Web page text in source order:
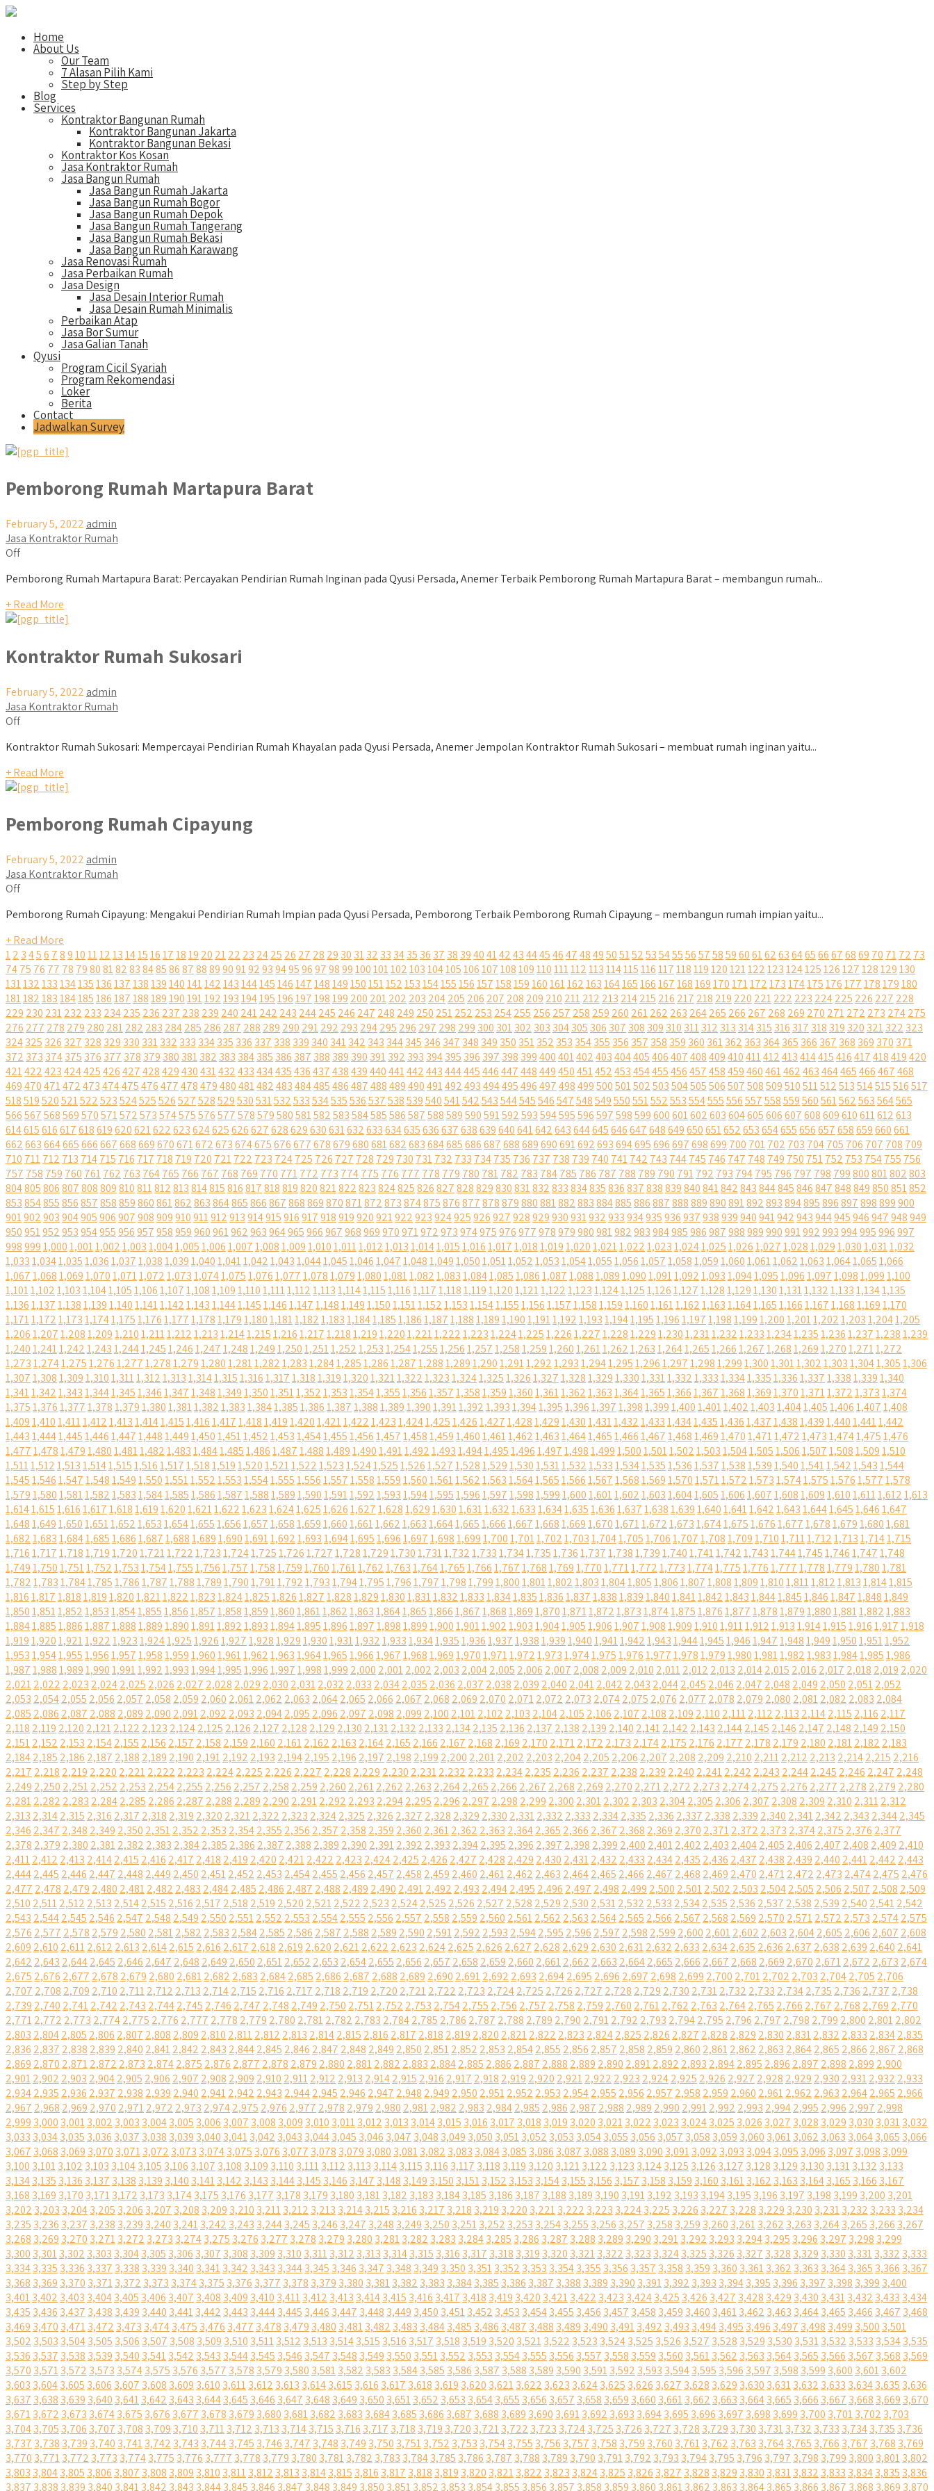
Home
About Us
Our Team
7 Alasan Pilih Kami
Step by Step
Blog
Services
Kontraktor Bangunan Rumah
Kontraktor Bangunan Jakarta
Kontraktor Bangunan Bekasi
Kontraktor Kos Kosan
Jasa Kontraktor Rumah
Jasa Bangun Rumah
Jasa Bangun Rumah Jakarta
Jasa Bangun Rumah Bogor
Jasa Bangun Rumah Depok
Jasa Bangun Rumah Tangerang
Jasa Bangun Rumah Bekasi
Jasa Bangun Rumah Karawang
Jasa Renovasi Rumah
Jasa Perbaikan Rumah
Jasa Design
Jasa Desain Interior Rumah
Jasa Desain Rumah Minimalis
Perbaikan Atap
Jasa Bor Sumur
Jasa Galian Tanah
Qyusi
Program Cicil Syariah
Program Rekomendasi
Loker
Berita
Contact
Jadwalkan Survey
Pemborong Rumah Martapura Barat
February 5, 2022 admin
Jasa Kontraktor Rumah
Off
Pemborong Rumah Martapura Barat: Percayakan Pendirian Rumah Inginan pada Qyusi Persada, Anemer Terbaik Pemborong Rumah Martapura Barat – membangun rumah...
+ Read More
Kontraktor Rumah Sukosari
February 5, 2022 admin
Jasa Kontraktor Rumah
Off
Kontraktor Rumah Sukosari: Mempercayai Pendirian Rumah Khayalan pada Qyusi Persada, Anemer Jempolan Kontraktor Rumah Sukosari – membuat rumah inginan yaitu...
+ Read More
Pemborong Rumah Cipayung
February 5, 2022 admin
Jasa Kontraktor Rumah
Off
Pemborong Rumah Cipayung: Mengakui Pendirian Rumah Impian pada Qyusi Persada, Pemborong Terbaik Pemborong Rumah Cipayung – membangun rumah impian yaitu...
+ Read More
12 3456 78910111213141516171819 20 2122 23 2425 26 27 28 29 30 3132 33 3435 36 37 38 39404142434445464748495051525354555657585960616263646566676869 70 7172 73
7475 76 77 78 798081828384858687888990919293949596979899100101102103104105106107108109110111112113114115116117118119120121122123124125126127128129130
131132133134135136137138139140141142143144145146147148149150151152153154155156157158159160161162163164165166167168169170171172173174175176177178179180
181182183184185186187188189190191192193194195196197198199 200 201202 203 204205 206 207 208 209 210 211212 213 214215 216 217 218 219 220 221222 223 224225 226 227 228
229 230 231232 233 234235 236 237 238 239 240 241242 243 244245 246 247 248 249 250 251252 253 254255 256 257 258 259 260 261262 263 264265 266 267 268 269 270 271272 273 274275
276 277 278 279 280 281282 283 284285 286 287 288 289 290 291292 293 294295 296 297 298 299 300 301302 303 304305 306 307 308 309 310 311312 313 314315 316 317 318 319 320 321322 323
324325 326 327 328 329 330 331332 333 334335 336 337 338 339 340 341342 343 344345 346 347 348 349 350 351352 353 354355 356 357 358 359 360 361362 363 364365 366 367 368 369 370 371
372 373 374375 376 377 378 379 380 381382 383 384385 386 387 388 389 390 391392 393 394395 396 397 398 399400401402403404405406407408409410411412413414415416417418419420
421422423424425426427428429430431432433434435436437438439440441442443444445446447448449450451452453454455456457458459460461462463464465466467468
469470471472473474475476477478479480481482483484485486487488489490491492493494495496497498499500501502503504505506507508509510511512513514515516517
518519520521522523524525526527528529530531532533534535536537538539540541542543544545546547548549550551552553554555556557558559560561562563564565
566567568569570571572573574575576577578579580581582583584585586587588589590591592593594595596597598599600601602603604605606607608609610611612613
614615616617618619620621622623624625626627628629630631632633634635636637638639640641642643644645646647648649650651652653654655656657658659660661
662663664665666667668669670671672673674675676677678679680681682683684685686687688689690691692693694695696697698699 700 701702 703 704705 706 707 708 709
710 711712 713 714715 716 717 718 719 720 721722 723 724725 726 727 728 729 730 731732 733 734735 736 737 738 739 740 741742 743 744745 746 747 748 749 750 751752 753 754755 756
757 758 759 760 761762 763 764765 766 767 768 769 770 771772 773 774775 776 777 778 779 780 781782 783 784785 786 787 788 789 790 791792 793 794795 796 797 798 799800801802803
804805806807808809810811812813814815816817818819820821822823824825826827828829830831832833834835836837838839840841842843844845846847848849850851852
853854855856857858859860861862863864865866867868869870871872873874875876877878879880881882883884885886887888889890891892893894895896897898899900
901902903904905906907908909910911912913914915916917918919920921922923924925926927928929930931932933934935936937938939940941942943944945946947948949
950951952953954955956957958959960961962963964965966967968969970971972973974975976977978979980981982983984985986987988989990991992993994995996997
9989991,0001,0011,0021,0031,0041,0051,0061,0071,0081,0091,0101,0111,0121,0131,0141,0151,0161,0171,0181,0191,0201,0211,0221,0231,0241,0251,0261,0271,0281,0291,0301,0311,032
1,0331,0341,0351,0361,0371,0381,0391,0401,0411,0421,0431,0441,0451,0461,0471,0481,0491,0501,0511,0521,0531,0541,0551,0561,0571,0581,0591,0601,0611,0621,0631,0641,0651,066
1,0671,0681,0691,0701,0711,0721,0731,0741,0751,0761,0771,0781,0791,0801,0811,0821,0831,0841,0851,0861,0871,0881,0891,0901,0911,0921,0931,0941,0951,0961,0971,0981,0991,100
1,1011,1021,1031,1041,1051,1061,1071,1081,1091,1101,1111,1121,1131,1141,1151,1161,1171,1181,1191,1201,1211,1221,1231,1241,1251,1261,1271,1281,1291,1301,1311,1321,1331,1341,135
1,1361,1371,1381,1391,1401,1411,1421,1431,1441,1451,1461,1471,1481,1491,1501,1511,1521,1531,1541,1551,1561,1571,1581,1591,1601,1611,1621,1631,1641,1651,1661,1671,1681,1691,170
1,1711,1721,1731,1741,1751,1761,1771,1781,1791,1801,1811,1821,1831,1841,1851,1861,1871,1881,1891,1901,1911,1921,1931,1941,1951,1961,1971,1981,1991,2001,2011,2021,2031,2041,205
1,2061,2071,2081,2091,2101,2111,2121,2131,2141,2151,2161,2171,2181,2191,2201,2211,2221,2231,2241,2251,2261,2271,2281,2291,2301,2311,2321,2331,2341,2351,2361,2371,2381,239
1,2401,2411,2421,2431,2441,2451,2461,2471,2481,2491,2501,2511,2521,2531,2541,2551,2561,2571,2581,2591,2601,2611,2621,2631,2641,2651,2661,2671,2681,2691,2701,2711,272
1,2731,2741,2751,2761,2771,2781,2791,2801,2811,2821,2831,2841,2851,2861,2871,2881,2891,2901,2911,2921,2931,2941,2951,2961,2971,2981,2991,3001,3011,3021,3031,3041,3051,306
1,3071,3081,3091,3101,3111,3121,3131,3141,3151,3161,3171,3181,3191,3201,3211,3221,3231,3241,3251,3261,3271,3281,3291,3301,3311,3321,3331,3341,3351,3361,3371,3381,3391,340
1,3411,3421,3431,3441,3451,3461,3471,3481,3491,3501,3511,3521,3531,3541,3551,3561,3571,3581,3591,3601,3611,3621,3631,3641,3651,3661,3671,3681,3691,3701,3711,3721,3731,374
1,3751,3761,3771,3781,3791,3801,3811,3821,3831,3841,3851,3861,3871,3881,3891,3901,3911,3921,3931,3941,3951,3961,3971,3981,3991,4001,4011,4021,4031,4041,4051,4061,4071,408
1,4091,4101,4111,4121,4131,4141,4151,4161,4171,4181,4191,4201,4211,4221,4231,4241,4251,4261,4271,4281,4291,4301,4311,4321,4331,4341,4351,4361,4371,4381,4391,4401,4411,442
1,4431,4441,4451,4461,4471,4481,4491,4501,4511,4521,4531,4541,4551,4561,4571,4581,4591,4601,4611,4621,4631,4641,4651,4661,4671,4681,4691,4701,4711,4721,4731,4741,4751,476
1,4771,4781,4791,4801,4811,4821,4831,4841,4851,4861,4871,4881,4891,4901,4911,4921,4931,4941,4951,4961,4971,4981,4991,5001,5011,5021,5031,5041,5051,5061,5071,5081,5091,510
1,5111,5121,5131,5141,5151,5161,5171,5181,5191,5201,5211,5221,5231,5241,5251,5261,5271,5281,5291,5301,5311,5321,5331,5341,5351,5361,5371,5381,5391,5401,5411,5421,5431,544
1,5451,5461,5471,5481,5491,5501,5511,5521,5531,5541,5551,5561,5571,5581,5591,5601,5611,5621,5631,5641,5651,5661,5671,5681,5691,5701,5711,5721,5731,5741,5751,5761,5771,578
1,5791,5801,5811,5821,5831,5841,5851,5861,5871,5881,5891,5901,5911,5921,5931,5941,5951,5961,5971,5981,5991,6001,6011,6021,6031,6041,6051,6061,6071,6081,6091,6101,6111,6121,613
1,6141,6151,6161,6171,6181,6191,6201,6211,6221,6231,6241,6251,6261,6271,6281,6291,6301,6311,6321,6331,6341,6351,6361,6371,6381,6391,6401,6411,6421,6431,6441,6451,6461,647
1,6481,6491,6501,6511,6521,6531,6541,6551,6561,6571,6581,6591,6601,6611,6621,6631,6641,6651,6661,6671,6681,6691,6701,6711,6721,6731,6741,6751,6761,6771,6781,6791,6801,681
1,6821,6831,6841,6851,6861,6871,6881,6891,6901,6911,6921,6931,6941,6951,6961,6971,6981,6991,7001,7011,7021,7031,7041,7051,7061,7071,7081,7091,7101,7111,7121,7131,7141,715
1,7161,7171,7181,7191,7201,7211,7221,7231,7241,7251,7261,7271,7281,7291,7301,7311,7321,7331,7341,7351,7361,7371,7381,7391,7401,7411,7421,7431,7441,7451,7461,7471,748
1,7491,7501,7511,7521,7531,7541,7551,7561,7571,7581,7591,7601,7611,7621,7631,7641,7651,7661,7671,7681,7691,7701,7711,7721,7731,7741,7751,7761,7771,7781,7791,7801,781
1,7821,7831,7841,7851,7861,7871,7881,7891,7901,7911,7921,7931,7941,7951,7961,7971,7981,7991,8001,8011,8021,8031,8041,8051,8061,8071,8081,8091,8101,8111,8121,8131,8141,815
1,8161,8171,8181,8191,8201,8211,8221,8231,8241,8251,8261,8271,8281,8291,8301,8311,8321,8331,8341,8351,8361,8371,8381,8391,8401,8411,8421,8431,8441,8451,8461,8471,8481,849
1,8501,8511,8521,8531,8541,8551,8561,8571,8581,8591,8601,8611,8621,8631,8641,8651,8661,8671,8681,8691,8701,8711,8721,8731,8741,8751,8761,8771,8781,8791,8801,8811,8821,883
1,8841,8851,8861,8871,8881,8891,8901,8911,8921,8931,8941,8951,8961,8971,8981,8991,9001,9011,9021,9031,9041,9051,9061,9071,9081,9091,9101,9111,9121,9131,9141,9151,9161,9171,918
1,9191,9201,9211,9221,9231,9241,9251,9261,9271,9281,9291,9301,9311,9321,9331,9341,9351,9361,9371,9381,9391,9401,9411,9421,9431,9441,9451,9461,9471,9481,9491,9501,9511,952
1,9531,9541,9551,9561,9571,9581,9591,9601,9611,9621,9631,9641,9651,9661,9671,9681,9691,9701,9711,9721,9731,9741,9751,9761,9771,9781,9791,9801,9811,9821,9831,9841,9851,986
1,9871,9881,9891,9901,9911,9921,9931,9941,9951,9961,9971,9981,999 2,000 2,0012,002 2,003 2,0042,005 2,006 2,007 2,008 2,009 2,010 2,0112,012 2,013 2,0142,015 2,016 2,017 2,018 2,019 2,020
2,0212,022 2,023 2,0242,025 2,026 2,027 2,028 2,029 2,030 2,0312,032 2,033 2,0342,035 2,036 2,037 2,038 2,039 2,040 2,0412,042 2,043 2,0442,045 2,046 2,047 2,048 2,049 2,050 2,0512,052
2,053 2,0542,055 2,056 2,057 2,058 2,059 2,060 2,0612,062 2,063 2,0642,065 2,066 2,067 2,068 2,069 2,070 2,0712,072 2,073 2,0742,075 2,076 2,077 2,078 2,079 2,080 2,0812,082 2,083 2,084
2,085 2,086 2,087 2,088 2,089 2,090 2,0912,092 2,093 2,0942,095 2,096 2,097 2,098 2,099 2,100 2,1012,102 2,103 2,1042,105 2,106 2,107 2,108 2,109 2,110 2,1112,112 2,113 2,1142,115 2,116 2,117
2,118 2,119 2,120 2,1212,122 2,123 2,1242,125 2,126 2,127 2,128 2,129 2,130 2,1312,132 2,133 2,1342,135 2,136 2,137 2,138 2,139 2,140 2,1412,142 2,143 2,1442,145 2,146 2,147 2,148 2,149 2,150
2,1512,152 2,153 2,1542,155 2,156 2,157 2,158 2,159 2,160 2,1612,162 2,163 2,1642,165 2,166 2,167 2,168 2,169 2,170 2,1712,172 2,173 2,1742,175 2,176 2,177 2,178 2,179 2,180 2,1812,182 2,183
2,1842,185 2,186 2,187 2,188 2,189 2,190 2,1912,192 2,193 2,1942,195 2,196 2,197 2,198 2,199 2,200 2,2012,202 2,203 2,2042,205 2,206 2,207 2,208 2,209 2,210 2,2112,212 2,213 2,2142,215 2,216
2,217 2,218 2,219 2,220 2,2212,222 2,223 2,2242,225 2,226 2,227 2,228 2,229 2,230 2,2312,232 2,233 2,2342,235 2,236 2,237 2,238 2,239 2,240 2,2412,242 2,243 2,2442,245 2,246 2,247 2,248
2,249 2,250 2,2512,252 2,253 2,2542,255 2,256 2,257 2,258 2,259 2,260 2,2612,262 2,263 2,2642,265 2,266 2,267 2,268 2,269 2,270 2,2712,272 2,273 2,2742,275 2,276 2,277 2,278 2,279 2,280
2,2812,282 2,283 2,2842,285 2,286 2,287 2,288 2,289 2,290 2,2912,292 2,293 2,2942,295 2,296 2,297 2,298 2,299 2,300 2,3012,302 2,303 2,3042,305 2,306 2,307 2,308 2,309 2,310 2,3112,312
2,313 2,3142,315 2,316 2,317 2,318 2,319 2,320 2,3212,322 2,323 2,3242,325 2,326 2,327 2,328 2,329 2,330 2,3312,332 2,333 2,3342,335 2,336 2,337 2,338 2,339 2,340 2,3412,342 2,343 2,3442,345
2,346 2,347 2,348 2,349 2,350 2,3512,352 2,353 2,3542,355 2,356 2,357 2,358 2,359 2,360 2,3612,362 2,363 2,3642,365 2,366 2,367 2,368 2,369 2,370 2,3712,372 2,373 2,3742,375 2,376 2,377
2,378 2,379 2,380 2,3812,382 2,383 2,3842,385 2,386 2,387 2,388 2,389 2,390 2,3912,392 2,393 2,3942,395 2,396 2,397 2,398 2,399 2,400 2,4012,402 2,403 2,4042,405 2,406 2,407 2,408 2,409 2,410
2,4112,412 2,413 2,4142,415 2,416 2,417 2,418 2,419 2,420 2,4212,422 2,423 2,4242,425 2,426 2,427 2,428 2,429 2,430 2,4312,432 2,433 2,4342,435 2,436 2,437 2,438 2,439 2,440 2,4412,442 2,443
2,4442,445 2,446 2,447 2,448 2,449 2,450 2,4512,452 2,453 2,4542,455 2,456 2,457 2,458 2,459 2,460 2,4612,462 2,463 2,4642,465 2,466 2,467 2,468 2,469 2,470 2,4712,472 2,473 2,4742,475 2,476
2,477 2,478 2,479 2,480 2,4812,482 2,483 2,4842,485 2,486 2,487 2,488 2,489 2,490 2,4912,492 2,493 2,4942,495 2,496 2,497 2,498 2,499 2,500 2,5012,502 2,503 2,5042,505 2,506 2,507 2,508 2,509
2,510 2,5112,512 2,513 2,5142,515 2,516 2,517 2,518 2,519 2,520 2,5212,522 2,523 2,5242,525 2,526 2,527 2,528 2,529 2,530 2,5312,532 2,533 2,5342,535 2,536 2,537 2,538 2,539 2,540 2,5412,542
2,543 2,5442,545 2,546 2,547 2,548 2,549 2,550 2,5512,552 2,553 2,5542,555 2,556 2,557 2,558 2,559 2,560 2,5612,562 2,563 2,5642,565 2,566 2,567 2,568 2,569 2,570 2,5712,572 2,573 2,5742,575
2,576 2,577 2,578 2,579 2,580 2,5812,582 2,583 2,5842,585 2,586 2,587 2,588 2,589 2,590 2,5912,592 2,593 2,5942,595 2,596 2,597 2,598 2,599 2,600 2,6012,602 2,603 2,6042,605 2,606 2,607 2,608
2,609 2,610 2,6112,612 2,613 2,6142,615 2,616 2,617 2,618 2,619 2,620 2,6212,622 2,623 2,6242,625 2,626 2,627 2,628 2,629 2,630 2,6312,632 2,633 2,6342,635 2,636 2,637 2,638 2,639 2,640 2,641
2,642 2,643 2,6442,645 2,646 2,647 2,648 2,649 2,650 2,6512,652 2,653 2,6542,655 2,656 2,657 2,658 2,659 2,660 2,6612,662 2,663 2,6642,665 2,666 2,667 2,668 2,669 2,670 2,6712,672 2,673 2,674
2,675 2,676 2,677 2,678 2,679 2,680 2,6812,682 2,683 2,6842,685 2,686 2,687 2,688 2,689 2,690 2,6912,692 2,693 2,6942,695 2,696 2,697 2,698 2,699 2,700 2,7012,702 2,703 2,7042,705 2,706
2,707 2,708 2,709 2,710 2,7112,712 2,713 2,7142,715 2,716 2,717 2,718 2,719 2,720 2,7212,722 2,723 2,7242,725 2,726 2,727 2,728 2,729 2,730 2,7312,732 2,733 2,7342,735 2,736 2,737 2,738
2,739 2,740 2,7412,742 2,743 2,7442,745 2,746 2,747 2,748 2,749 2,750 2,7512,752 2,753 2,7542,755 2,756 2,757 2,758 2,759 2,760 2,7612,762 2,763 2,7642,765 2,766 2,767 2,768 2,769 2,770
2,7712,772 2,773 2,7742,775 2,776 2,777 2,778 2,779 2,780 2,7812,782 2,783 2,7842,785 2,786 2,787 2,788 2,789 2,790 2,7912,792 2,793 2,7942,795 2,796 2,797 2,798 2,799 2,800 2,8012,802
2,803 2,8042,805 2,806 2,807 2,808 2,809 2,810 2,8112,812 2,813 2,8142,815 2,816 2,817 2,818 2,819 2,820 2,8212,822 2,823 2,8242,825 2,826 2,827 2,828 2,829 2,830 2,8312,832 2,833 2,8342,835
2,836 2,837 2,838 2,839 2,840 2,8412,842 2,843 2,8442,845 2,846 2,847 2,848 2,849 2,850 2,8512,852 2,853 2,8542,855 2,856 2,857 2,858 2,859 2,860 2,8612,862 2,863 2,8642,865 2,866 2,867 2,868
2,869 2,870 2,8712,872 2,873 2,8742,875 2,876 2,877 2,878 2,879 2,880 2,8812,882 2,883 2,8842,885 2,886 2,887 2,888 2,889 2,890 2,8912,892 2,893 2,8942,895 2,896 2,897 2,898 2,899 2,900
2,9012,902 2,903 2,9042,905 2,906 2,907 2,908 2,909 2,910 2,9112,912 2,913 2,9142,915 2,916 2,917 2,918 2,919 2,920 2,9212,922 2,923 2,9242,925 2,926 2,927 2,928 2,929 2,930 2,9312,932 2,933
2,9342,935 2,936 2,937 2,938 2,939 2,940 2,9412,942 2,943 2,9442,945 2,946 2,947 2,948 2,949 2,950 2,9512,952 2,953 2,9542,955 2,956 2,957 2,958 2,959 2,960 2,9612,962 2,963 2,9642,965 2,966
2,967 2,968 2,969 2,970 2,9712,972 2,973 2,9742,975 2,976 2,977 2,978 2,979 2,980 2,9812,982 2,983 2,9842,985 2,986 2,987 2,988 2,989 2,990 2,9912,992 2,993 2,9942,995 2,996 2,997 2,998
2,999 3,000 3,0013,002 3,003 3,0043,005 3,006 3,007 3,008 3,009 3,010 3,0113,012 3,013 3,0143,015 3,016 3,017 3,018 3,019 3,020 3,0213,022 3,023 3,0243,025 3,026 3,027 3,028 3,029 3,030 3,0313,032
3,033 3,0343,035 3,036 3,037 3,038 3,039 3,040 3,0413,042 3,043 3,0443,045 3,046 3,047 3,048 3,049 3,050 3,0513,052 3,053 3,0543,055 3,056 3,057 3,058 3,059 3,060 3,0613,062 3,063 3,0643,065 3,066
3,067 3,068 3,069 3,070 3,0713,072 3,073 3,0743,075 3,076 3,077 3,078 3,079 3,080 3,0813,082 3,083 3,0843,085 3,086 3,087 3,088 3,089 3,090 3,0913,092 3,093 3,0943,095 3,096 3,097 3,098 3,099
3,100 3,1013,102 3,103 3,1043,105 3,106 3,107 3,108 3,109 3,110 3,1113,112 3,113 3,1143,115 3,116 3,117 3,118 3,119 3,120 3,1213,122 3,123 3,1243,125 3,126 3,127 3,128 3,129 3,130 3,1313,132 3,133
3,1343,135 3,136 3,137 3,138 3,139 3,140 3,1413,142 3,143 3,1443,145 3,146 3,147 3,148 3,149 3,150 3,1513,152 3,153 3,1543,155 3,156 3,157 3,158 3,159 3,160 3,1613,162 3,163 3,1643,165 3,166 3,167
3,168 3,169 3,170 3,1713,172 3,173 3,1743,175 3,176 3,177 3,178 3,179 3,180 3,1813,182 3,183 3,1843,185 3,186 3,187 3,188 3,189 3,190 3,1913,192 3,193 3,1943,195 3,196 3,197 3,198 3,199 3,200 3,201
3,202 3,203 3,2043,205 3,206 3,207 3,208 3,209 3,210 3,2113,212 3,213 3,2143,215 3,216 3,217 3,218 3,219 3,220 3,2213,222 3,223 3,2243,225 3,226 3,227 3,228 3,229 3,230 3,2313,232 3,233 3,234
3,235 3,236 3,237 3,238 3,239 3,240 3,2413,242 3,243 3,2443,245 3,246 3,247 3,248 3,249 3,250 3,2513,252 3,253 3,2543,255 3,256 3,257 3,258 3,259 3,260 3,2613,262 3,263 3,2643,265 3,266 3,267
3,268 3,269 3,270 3,2713,272 3,273 3,2743,275 3,276 3,277 3,278 3,279 3,280 3,2813,282 3,283 3,2843,285 3,286 3,287 3,288 3,289 3,290 3,2913,292 3,293 3,2943,295 3,296 3,297 3,298 3,299
3,300 3,3013,302 3,303 3,3043,305 3,306 3,307 3,308 3,309 3,310 3,3113,312 3,313 3,3143,315 3,316 3,317 3,318 3,319 3,320 3,3213,322 3,323 3,3243,325 3,326 3,327 3,328 3,329 3,330 3,3313,332 3,333
3,3343,335 3,336 3,337 3,338 3,339 3,340 3,3413,342 3,343 3,3443,345 3,346 3,347 3,348 3,349 3,350 3,3513,352 3,353 3,3543,355 3,356 3,357 3,358 3,359 3,360 3,3613,362 3,363 3,3643,365 3,366 3,367
3,368 3,369 3,370 3,3713,372 3,373 3,3743,375 3,376 3,377 3,378 3,379 3,380 3,3813,382 3,383 3,3843,385 3,386 3,387 3,388 3,389 3,390 3,3913,392 3,393 3,3943,395 3,396 3,397 3,398 3,399 3,400
3,4013,402 3,403 3,4043,405 3,406 3,407 3,408 3,409 3,410 3,4113,412 3,413 3,4143,415 3,416 3,417 3,418 3,419 3,420 3,4213,422 3,423 3,4243,425 3,426 3,427 3,428 3,429 3,430 3,4313,432 3,433 3,434
3,435 3,436 3,437 3,438 3,439 3,440 3,4413,442 3,443 3,4443,445 3,446 3,447 3,448 3,449 3,450 3,4513,452 3,453 3,4543,455 3,456 3,457 3,458 3,459 3,460 3,4613,462 3,463 3,4643,465 3,466 3,467 3,468
3,469 3,470 3,4713,472 3,473 3,4743,475 3,476 3,477 3,478 3,479 3,480 3,4813,482 3,483 3,4843,485 3,486 3,487 3,488 3,489 3,490 3,4913,492 3,493 3,4943,495 3,496 3,497 3,498 3,499 3,500 3,501
3,502 3,503 3,5043,505 3,506 3,507 3,508 3,509 3,510 3,5113,512 3,513 3,5143,515 3,516 3,517 3,518 3,519 3,520 3,5213,522 3,523 3,5243,525 3,526 3,527 3,528 3,529 3,530 3,5313,532 3,533 3,5343,535
3,536 3,537 3,538 3,539 3,540 3,5413,542 3,543 3,5443,545 3,546 3,547 3,548 3,549 3,550 3,5513,552 3,553 3,5543,555 3,556 3,557 3,558 3,559 3,560 3,5613,562 3,563 3,5643,565 3,566 3,567 3,568 3,569
3,570 3,5713,572 3,573 3,5743,575 3,576 3,577 3,578 3,579 3,580 3,5813,582 3,583 3,5843,585 3,586 3,587 3,588 3,589 3,590 3,5913,592 3,593 3,5943,595 3,596 3,597 3,598 3,599 3,600 3,6013,602
3,603 3,6043,605 3,606 3,607 3,608 3,609 3,610 3,6113,612 3,613 3,6143,615 3,616 3,617 3,618 3,619 3,620 3,6213,622 3,623 3,6243,625 3,626 3,627 3,628 3,629 3,630 3,6313,632 3,633 3,6343,635 3,636
3,637 3,638 3,639 3,640 3,6413,642 3,643 3,6443,645 3,646 3,647 3,648 3,649 3,650 3,6513,652 3,653 3,6543,655 3,656 3,657 3,658 3,659 3,660 3,6613,662 3,663 3,6643,665 3,666 3,667 3,668 3,669 3,670
3,6713,672 3,673 3,6743,675 3,676 3,677 3,678 3,679 3,680 3,6813,682 3,683 3,6843,685 3,686 3,687 3,688 3,689 3,690 3,6913,692 3,693 3,6943,695 3,696 3,697 3,698 3,699 3,700 3,7013,702 3,703
3,7043,705 3,706 3,707 3,708 3,709 3,710 3,7113,712 3,713 3,7143,715 3,716 3,717 3,718 3,719 3,720 3,7213,722 3,723 3,7243,725 3,726 3,727 3,728 3,729 3,730 3,7313,732 3,733 3,7343,735 3,736
3,737 3,738 3,739 3,740 3,7413,742 3,743 3,7443,745 3,746 3,747 3,748 3,749 3,750 3,7513,752 3,753 3,7543,755 3,756 3,757 3,758 3,759 3,760 3,7613,762 3,763 3,7643,765 3,766 3,767 3,768 3,769
3,770 3,7713,772 3,773 3,7743,775 3,776 3,777 3,778 3,779 3,780 3,7813,782 3,783 3,7843,785 3,786 3,787 3,788 3,789 3,790 3,7913,792 3,793 3,7943,795 3,796 3,797 3,798 3,799 3,800 3,8013,802
3,803 3,8043,805 3,806 3,807 3,808 3,809 3,810 3,8113,812 3,813 3,8143,815 3,816 3,817 3,818 3,819 3,820 3,8213,822 3,823 3,8243,825 3,826 3,827 3,828 3,829 3,830 3,8313,832 3,833 3,8343,835 3,836
3,837 3,838 3,839 3,840 3,8413,842 3,843 3,8443,845 3,846 3,847 3,848 3,849 3,850 3,8513,852 3,853 3,8543,855 3,856 3,857 3,858 3,859 3,860 3,8613,862 3,863 3,8643,865 3,866 3,867 3,868 3,869 3,870